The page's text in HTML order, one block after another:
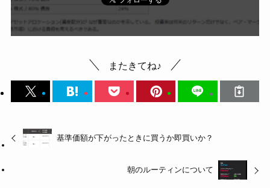
またきてね♪
基準価額が下がったときに買うか即買いか？
朝のルーティンについて